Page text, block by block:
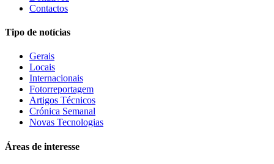
Contactos
Tipo de notícias
Gerais
Locais
Internacionais
Fotorreportagem
Artigos Técnicos
Crónica Semanal
Novas Tecnologias
Áreas de interesse